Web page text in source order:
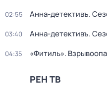
02:55 Анна-детективъ.
03:40 Анна-детективъ.
04:35 «Фитиль».
РЕН ТВ